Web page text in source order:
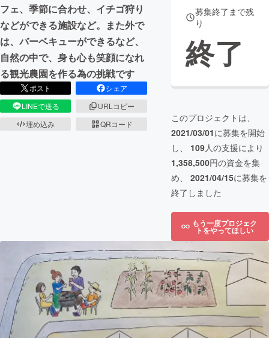
フェ、季節に合わせ、イチゴ狩り
などができる施設など。また外で
は、バーベキューができるなど、
自然の中で、身も心も笑顔になれ
る観光農園を作る為の挑戦です
ポスト
シェア
LINEで送る
URLコピー
埋め込み
QRコード
募集終了まで残
り
終了
このプロジェクトは、
2021/03/01に募集を開始
し、 109人の支援により
1,358,500円の資金を集
め、 2021/04/15に募集を
終了しました
もう一度プロジェク
トをやってほしい